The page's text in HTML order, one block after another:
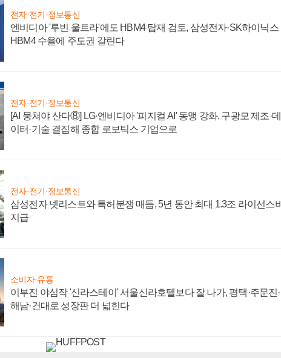
전자·전기·정보통신
엔비디아 '루빈 울트라'에도 HBM4 탑재 검토, 삼성전자·SK하이닉스
HBM4 수율에 주도권 갈린다
전자·전기·정보통신
[AI 뭉쳐야 산다⑧] LG·엔비디아 '피지컬 AI' 동맹 강화, 구광모 제조·데
이터·기술 결집해 종합 로보틱스 기업으로
전자·전기·정보통신
삼성전자 넷리스트와 특허분쟁 매듭, 5년 동안 최대 1.3조 라이선스비
지급
소비자·유통
이부진 야심작 '신라스테이' 서울신라호텔보다 잘 나가, 평택·주문진·
해남·건대로 성장판 더 넓힌다